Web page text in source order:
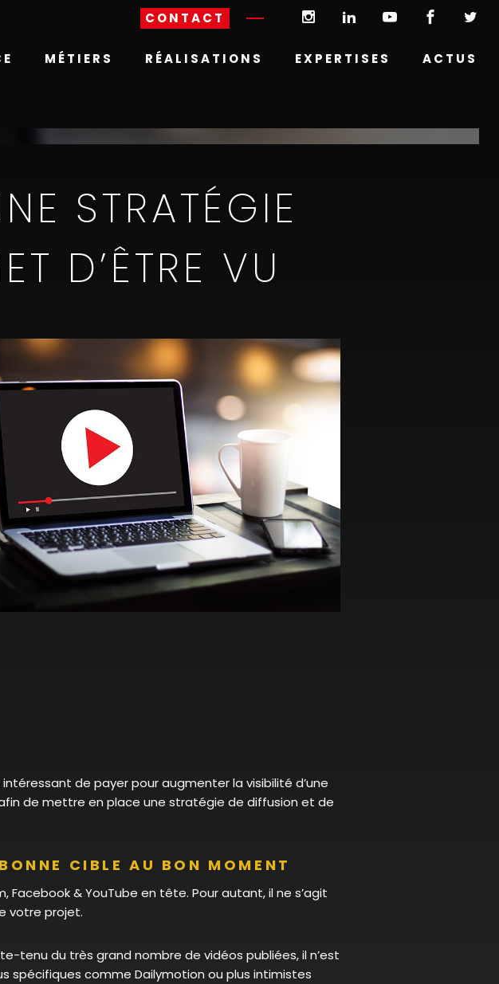
CONTACT
MÉTIERS RÉALISATIONS EXPERTISES ACTUS
STRATÉGIE
D’ÊTRE VU
de payer pour augmenter la visibilité d’une
de mettre en place une stratégie de diffusion et de
CIBLE AU BON MOMENT
& YouTube en tête. Pour autant, il ne s’agit
votre projet.
tenu du très grand nombre de vidéos publiées, il n’est
spécifiques comme Dailymotion ou plus intimistes